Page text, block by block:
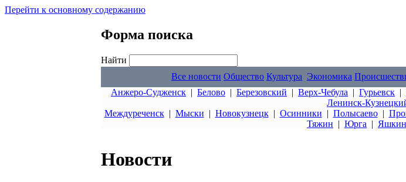
Перейти к основному содержанию
Форма поиска
Найти
Все новости Общество Культура Экономика
Анжеро-Судженск | Белово | Березовский | Верх-Чебула | Гурьевск |
Ленинск-
Междуреченск| Мыски | Новокузнецк| Осинники | Полысаево|
Тяжин | Юрга |
Новости